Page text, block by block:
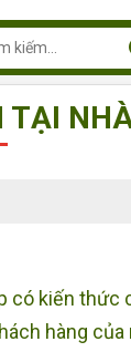
có kiến thức
hàng